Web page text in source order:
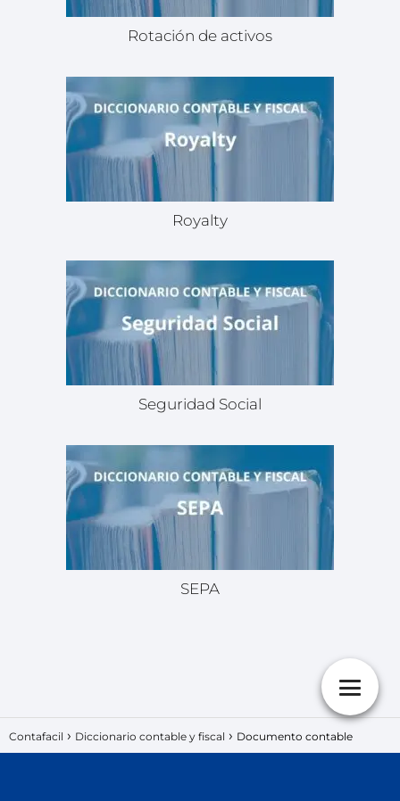
Rotación de activos
Royalty
Seguridad Social
SEPA
Contafacil Diccionario contable y fiscal Documento contable